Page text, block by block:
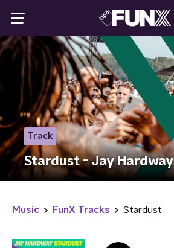
Track
Stardust - Jay Hardway
Music FunX Tracks Stardust